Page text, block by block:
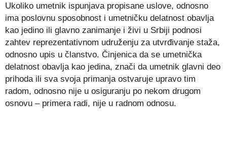
Ukoliko umetnik ispunjava propisane uslove, odnosno
ima poslovnu sposobnost i umetničku delatnost obavlja
kao jedino ili glavno zanimanje i živi u Srbiji podnosi
zahtev reprezentativnom udruženju za utvrđivanje staža,
odnosno upis u članstvo. Činjenica da se umetnička
delatnost obavlja kao jedina, znači da umetnik glavni deo
prihoda ili sva svoja primanja ostvaruje upravo tim
radom, odnosno nije u osiguranju po nekom drugom
osnovu – primera radi, nije u radnom odnosu.